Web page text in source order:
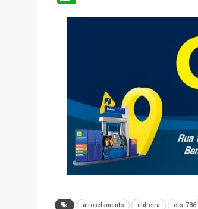
atropelamento cidreira ers-786